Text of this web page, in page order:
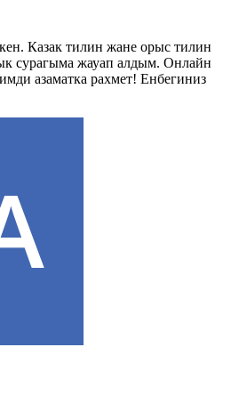
Казак тилин жане орыс тилин
сурагыма жауап алдым. Онлайн
азаматка рахмет! Енбегиниз